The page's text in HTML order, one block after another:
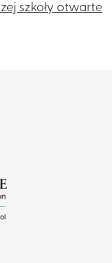
szkoły otwarte